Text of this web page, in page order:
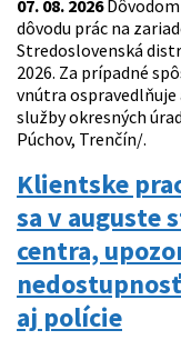
07. 08. 2026
dôvodu prác na
Stredoslovenská
2026. Za prípadné
vnútra
služby okresných
Púchov, Trenčín/.
Klientske
sa v auguste
centra,
aj polície